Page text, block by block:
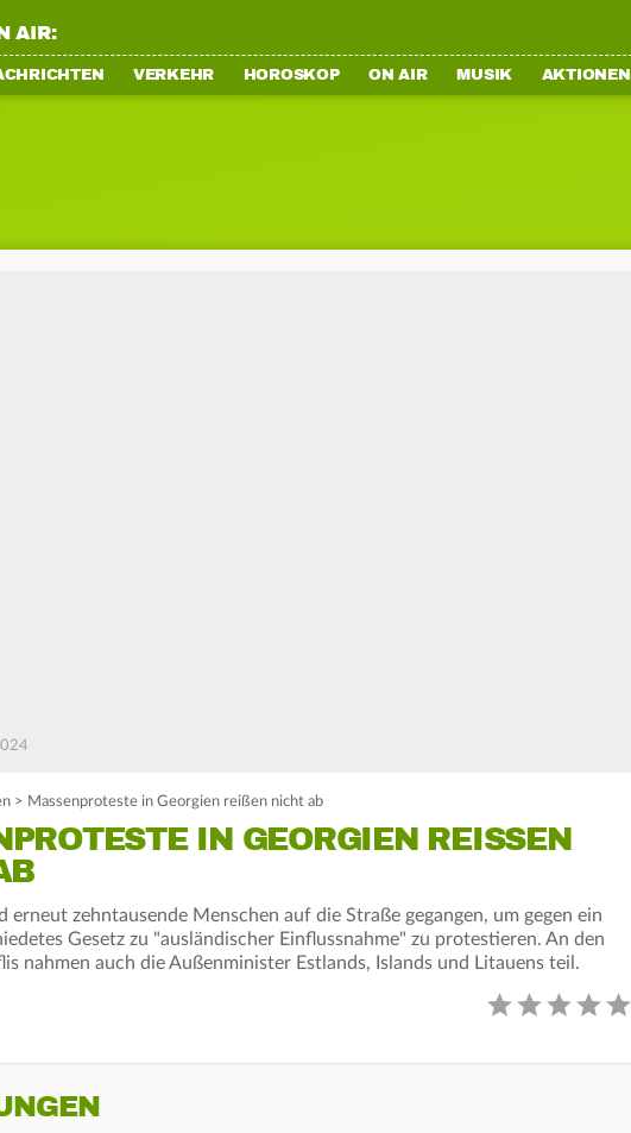
AIR:
VERKEHR HOROSKOP ON AIR MUSIK AKTIONEN
> Massenproteste in Georgien reißen nicht ab
IN GEORGIEN REISSEN N
erneut zehntausende Menschen auf die Straße gegangen, um gegen ein
Gesetz zu "ausländischer Einflussnahme" zu protestieren. An den
nahmen auch die Außenminister Estlands, Islands und Litauens teil.